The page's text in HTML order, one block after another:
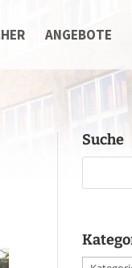
ANGEBOTE
Suche